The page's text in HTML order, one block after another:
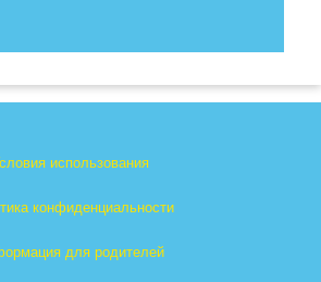
использования
конфиденциальности
для родителей